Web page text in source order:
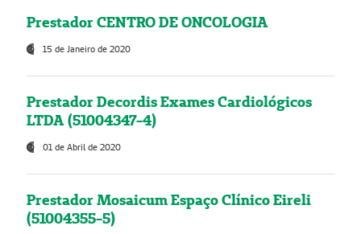
Prestador CENTRO DE ONCOLOGIA
15 de Janeiro de 2020
Prestador Decordis Exames Cardiológicos
LTDA (51004347-4)
01 de Abril de 2020
Prestador Mosaicum Espaço Clínico Eireli
(51004355-5)